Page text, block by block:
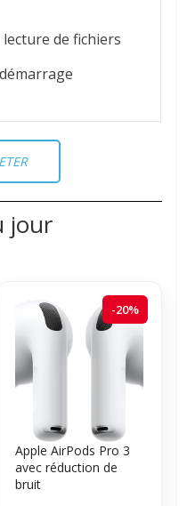
de fichiers
jour
-20%
Apple AirPods Pro 3
avec réduction de
bruit